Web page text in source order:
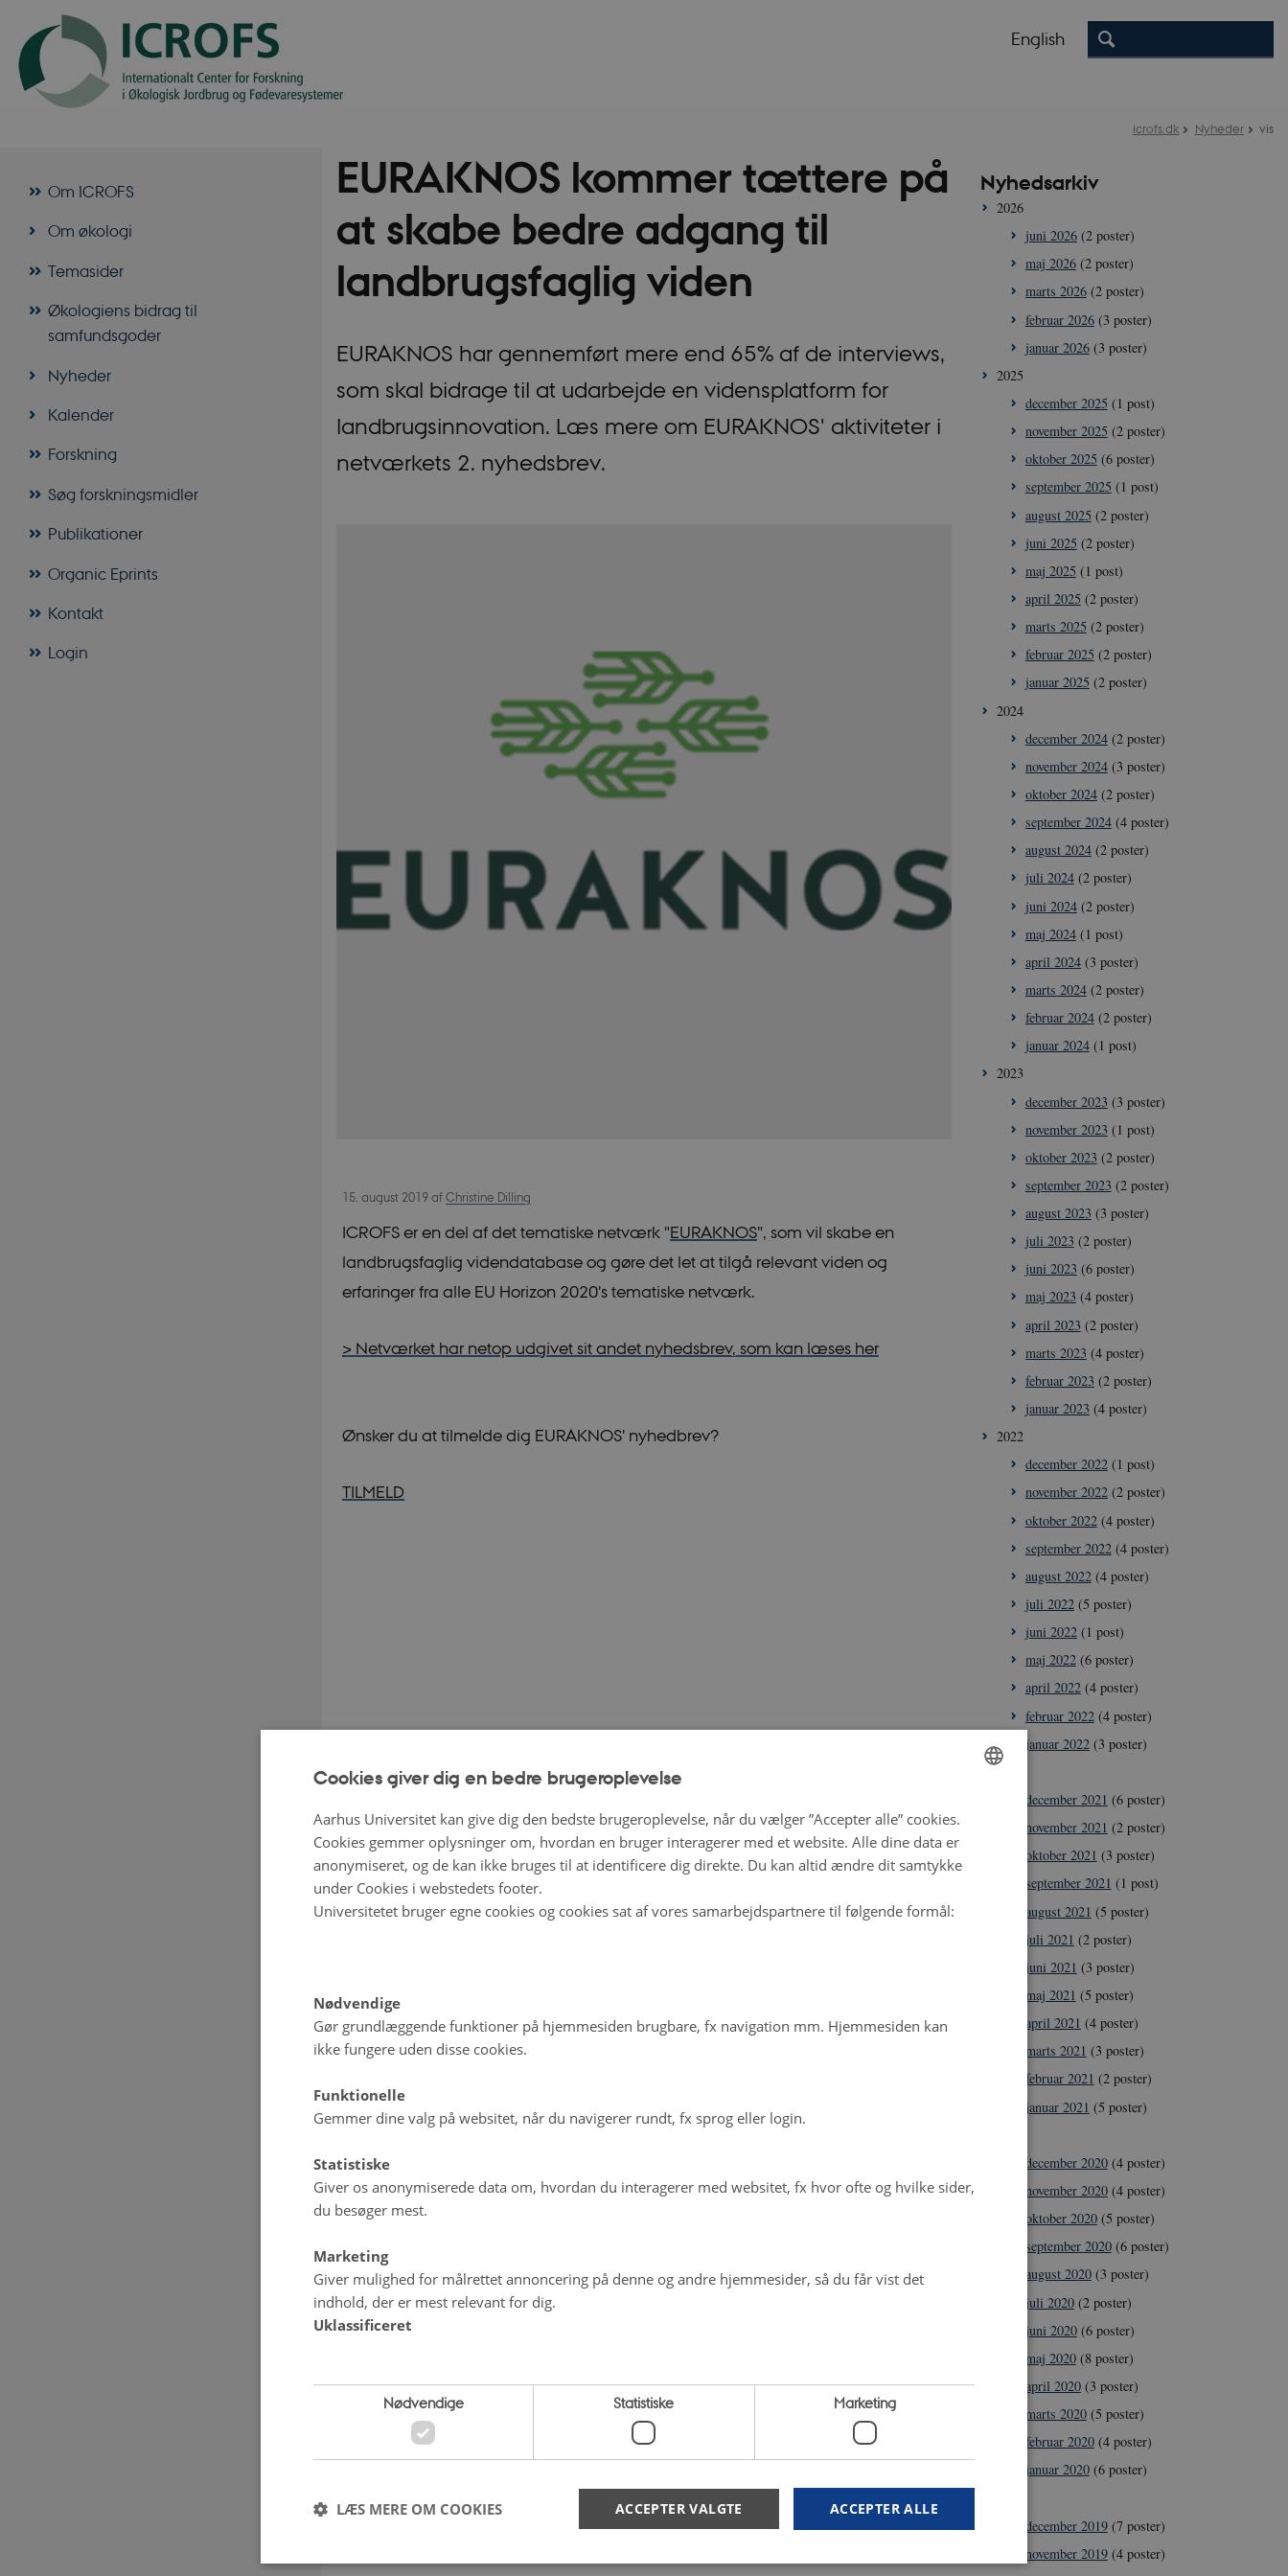
English
icrofs.dk Nyheder vis
Om ICROFS
Om økologi
Temasider
Økologiens bidrag til
samfundsgoder
Nyheder
Kalender
Forskning
Søg forskningsmidler
Publikationer
Organic Eprints
Kontakt
Login
EURAKNOS kommer tættere på
at skabe bedre adgang til
landbrugsfaglig viden
EURAKNOS har gennemført mere end 65% af de interviews,
som skal bidrage til at udarbejde en vidensplatform for
landbrugsinnovation. Læs mere om EURAKNOS' aktiviteter i
netværkets 2. nyhedsbrev.
15. august 2019 af Christine Dilling
ICROFS er en del af det tematiske netværk "EURAKNOS", som vil skabe en
landbrugsfaglig videndatabase og gøre det let at tilgå relevant viden og
erfaringer fra alle EU Horizon 2020's tematiske netværk.
> Netværket har netop udgivet sit andet nyhedsbrev, som kan læses her
Ønsker du at tilmelde dig EURAKNOS' nyhedbrev?
TILMELD
Nyhedsarkiv
2026
juni 2026(2 poster)
maj 2026(2 poster)
marts 2026(2 poster)
februar 2026(3 poster)
januar 2026(3 poster)
2025
december 2025 (1 post)
november 2025 (2 poster)
oktober 2025 (6 poster)
september 2025 (1 post)
august 2025 (2 poster)
juni 2025 (2 poster)
maj 2025 (1 post)
april 2025 (2 poster)
marts 2025 (2 poster)
februar 2025 (2 poster)
januar 2025 (2 poster)
2024
december 2024(2 poster)
november 2024(3 poster)
oktober 2024(2 poster)
september 2024(4 poster)
august 2024(2 poster)
juli 2024(2 poster)
juni 2024(2 poster)
maj 2024(1 post)
april 2024(3 poster)
marts 2024(2 poster)
februar 2024(2 poster)
januar 2024(1 post)
2023
december 2023 (3 poster)
november 2023 (1 post)
oktober 2023 (2 poster)
september 2023 (2 poster)
august 2023 (3 poster)
juli 2023 (2 poster)
juni 2023 (6 poster)
maj 2023 (4 poster)
april 2023 (2 poster)
marts 2023 (4 poster)
februar 2023 (2 poster)
januar 2023 (4 poster)
2022
december 2022(1 post)
november 2022(2 poster)
oktober 2022(4 poster)
september 2022(4 poster)
august 2022(4 poster)
juli 2022(5 poster)
juni 2022(1 post)
maj 2022(6 poster)
april 2022(4 poster)
februar 2022(4 poster)
januar 2022(3 poster)
2021
december 2021 (6 poster)
november 2021 (2 poster)
oktober 2021 (3 poster)
september 2021 (1 post)
august 2021 (5 poster)
juli 2021 (2 poster)
juni 2021 (3 poster)
maj 2021 (5 poster)
april 2021 (4 poster)
marts 2021 (3 poster)
februar 2021 (2 poster)
januar 2021 (5 poster)
december 2020(4 poster)
november 2020(4 poster)
oktober 2020(5 poster)
september 2020(6 poster)
august 2020(3 poster)
juli 2020(2 poster)
juni 2020(6 poster)
maj 2020(8 poster)
april 2020(3 poster)
marts 2020(5 poster)
februar 2020(4 poster)
januar 2020(6 poster)
december 2019(7 poster)
november 2019(4 poster)
DANISH
Cookies giver dig en bedre brugeroplevelse
Aarhus Universitet kan give dig den bedste brugeroplevelse, når du vælger ”Accepter alle” cookies.
Cookies gemmer oplysninger om, hvordan en bruger interagerer med et website. Alle dine data er
anonymiseret, og de kan ikke bruges til at identificere dig direkte. Du kan altid ændre dit samtykke
under Cookies i webstedets footer.
Universitetet bruger egne cookies og cookies sat af vores samarbejdspartnere til følgende formål:
Nødvendige
Gør grundlæggende funktioner på hjemmesiden brugbare, fx navigation mm. Hjemmesiden kan
ikke fungere uden disse cookies.
Funktionelle
Gemmer dine valg på websitet, når du navigerer rundt, fx sprog eller login.
Statistiske
Giver os anonymiserede data om, hvordan du interagerer med websitet, fx hvor ofte og hvilke sider,
du besøger mest.
Marketing
Giver mulighed for målrettet annoncering på denne og andre hjemmesider, så du får vist det
indhold, der er mest relevant for dig.
Uklassificeret
Nødvendige Statistiske Marketing
ACCEPTER ALLE
ACCEPTER VALGTE
LÆS MERE OM COOKIES